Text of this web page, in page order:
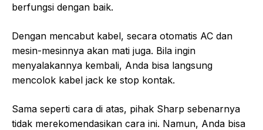
berfungsi dengan baik.
Dengan mencabut kabel, secara otomatis AC dan
mesin-mesinnya akan mati juga. Bila ingin
menyalakannya kembali, Anda bisa langsung
mencolok kabel jack ke stop kontak.
Sama seperti cara di atas, pihak Sharp sebenarnya
tidak merekomendasikan cara ini. Namun, Anda bisa